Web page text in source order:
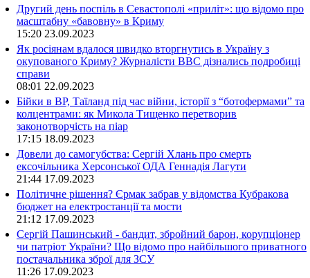
Другий день поспіль в Севастополі «приліт»: що відомо про
масштабну «бавовну» в Криму
15:20 23.09.2023
Як росіянам вдалося швидко вторгнутись в Україну з
окупованого Криму? Журналісти ВВС дізнались подробиці
справи
08:01 22.09.2023
Бійки в ВР, Таїланд під час війни, історії з “ботофермами” та
колцентрами: як Микола Тищенко перетворив
законотворчість на піар
17:15 18.09.2023
Довели до самогубства: Сергій Хлань про смерть
ексочільника Херсонської ОДА Геннадія Лагути
21:44 17.09.2023
Політичне рішення? Єрмак забрав у відомства Кубракова
бюджет на електростанції та мости
21:12 17.09.2023
Сергій Пашинський - бандит, збройний барон, корупціонер
чи патріот України? Що відомо про найбільшого приватного
постачальника зброї для ЗСУ
11:26 17.09.2023